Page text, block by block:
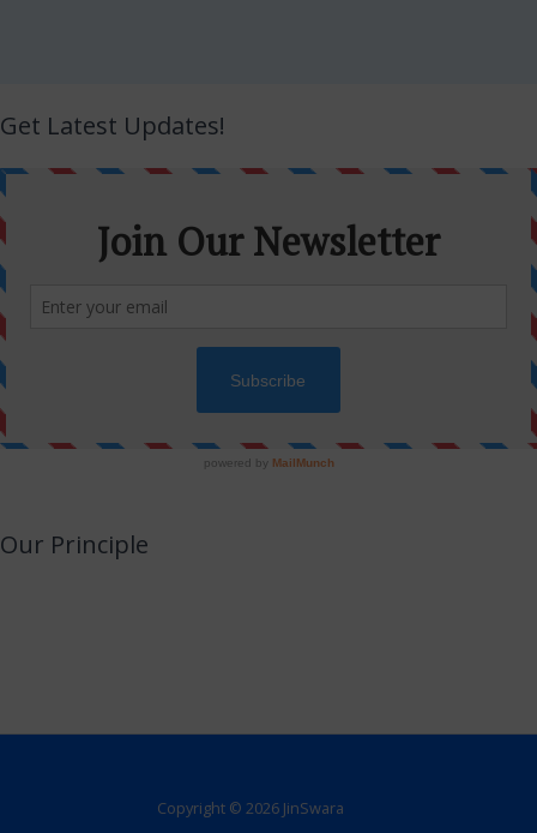
Get Latest Updates!
Our Principle
Copyright © 2026 JinSwara